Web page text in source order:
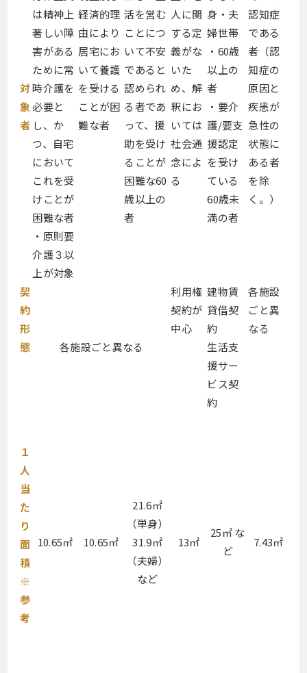
対
象
者
は精神上
著しい障
害がある
ために常
時介護を
必要と
し、か
つ、自宅
において
これを受
けことが
困難な者
・原則要
介護３以
上が対象
経済的理
由により
居宅にお
いて養護
を受ける
ことが困
難な者
活を営む
ことにつ
いて不安
であると
認められ
る者であ
って、援
助を受け
ることが
困難な60
歳以上の
者
人に関
する定
義がな
いた
め、解
釈にお
いては
社会通
念によ
る
身・夫
婦世帯
・60歳
以上の
者
・要介
護/要支
援認定
を受け
ている
60歳未
満の者
認知症
である
者（認
知症の
原因と
疾患が
急性の
状態に
ある者
を除
く。）
契
約
形
態
各施設ごと異なる
利用権
契約が
中心
建物賃
貸借契
約
生活支
援サー
ビス契
約
各施設
ごと異
なる
１
人
当
た
り
面
積
※
参
考
10.65㎡ 10.65㎡
21.6㎡
（単身）
31.9㎡
（夫婦）
など
13㎡
25㎡ な
ど
7.43㎡